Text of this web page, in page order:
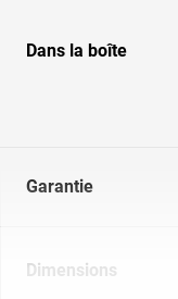
Dans la boîte
Garantie
Dimensions